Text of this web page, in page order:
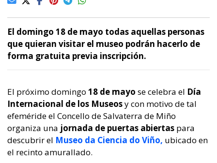
El domingo 18 de mayo todas aquellas personas
que quieran visitar el museo podrán hacerlo de
forma gratuita previa inscripción.
El próximo domingo 18 de mayo se celebra el Día
Internacional de los Museosy con motivo de tal
efeméride el Concello de Salvaterra de Miño
organiza una jornada de puertas abiertas para
descubrir el Museo da Ciencia do Viño, ubicado en
el recinto amurallado.